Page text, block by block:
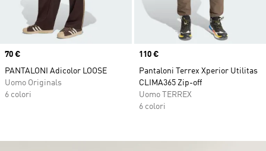
Price
70 €
PANTALONI Adicolor LOOSE
Uomo Originals
6 colori
Price
110 €
Pantaloni Terrex Xperior Utilitas
CLIMA365 Zip-off
Uomo TERREX
6 colori